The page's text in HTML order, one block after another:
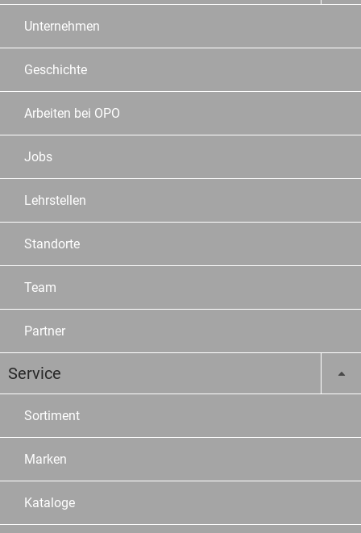
Unternehmen
Geschichte
Arbeiten bei OPO
Jobs
Lehrstellen
Standorte
Team
Partner
Service
Sortiment
Marken
Kataloge